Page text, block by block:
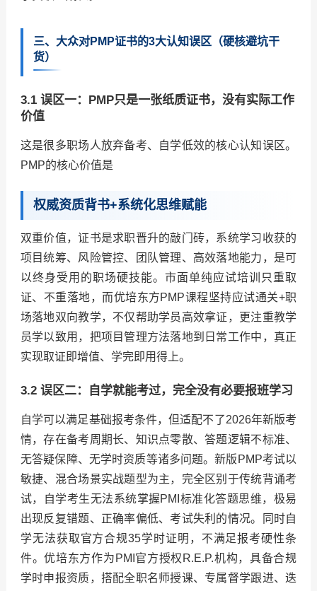
三、大众对PMP证书的3大认知误区（硬核避坑干
货）
3.1 误区一：PMP只是一张纸质证书，没有实际工作
价值
这是很多职场人放弃备考、自学低效的核心认知误区。
PMP的核心价值是
权威资质背书+系统化思维赋能
双重价值，证书是求职晋升的敲门砖，系统学习收获的
项目统筹、风险管控、团队管理、高效落地能力，是可
以终身受用的职场硬技能。市面单纯应试培训只重取
证、不重落地，而优培东方PMP课程坚持应试通关+职
场落地双向教学，不仅帮助学员高效拿证，更注重教学
员学以致用，把项目管理方法落地到日常工作中，真正
实现取证即增值、学完即用得上。
3.2 误区二：自学就能考过，完全没有必要报班学习
自学可以满足基础报考条件，但适配不了2026年新版考
情，存在备考周期长、知识点零散、答题逻辑不标准、
无答疑保障、无学时资质等诸多问题。新版PMP考试以
敏捷、混合场景实战题型为主，完全区别于传统背诵考
试，自学考生无法系统掌握PMI标准化答题思维，极易
出现反复错题、正确率偏低、考试失利的情况。同时自
学无法获取官方合规35学时证明，不满足报考硬性条
件。优培东方作为PMI官方授权R.E.P.机构，具备合规
学时申报资质，搭配全职名师授课、专属督学跟进、迭